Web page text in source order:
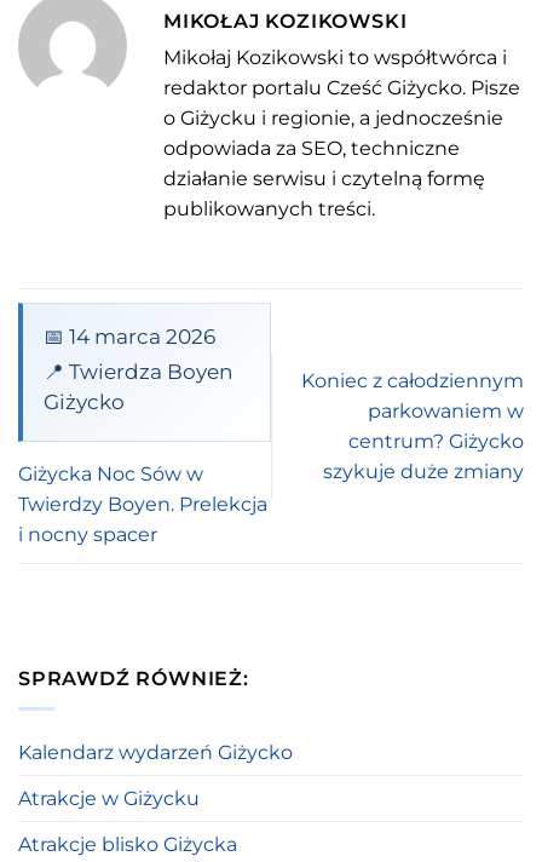
MIKOŁAJ KOZIKOWSKI
Mikołaj Kozikowski to współtwórca i
redaktor portalu Cześć Giżycko. Pisze
o Giżycku i regionie, a jednocześnie
odpowiada za SEO, techniczne
działanie serwisu i czytelną formę
publikowanych treści.
📅 14 marca 2026
📍 Twierdza Boyen
Giżycko
Giżycka Noc Sów w
Twierdzy Boyen. Prelekcja
i nocny spacer
Koniec z całodziennym
parkowaniem w
centrum? Giżycko
szykuje duże zmiany
SPRAWDŹ RÓWNIEŻ:
Kalendarz wydarzeń Giżycko
Atrakcje w Giżycku
Atrakcje blisko Giżycka